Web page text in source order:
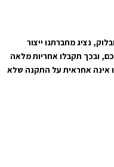
נציג מחברתנו ייצור
ובכך תקבלו אחריות מלאה
אינה אחראית על התקנה שלא